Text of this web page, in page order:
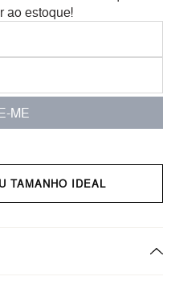
ao estoque!
ME
TAMANHO IDEAL